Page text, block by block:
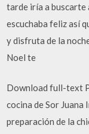
tarde iría a buscarte
escuchaba feliz así
y disfruta de la
Noel te
Download full-text
cocina de Sor Juana
preparación de la